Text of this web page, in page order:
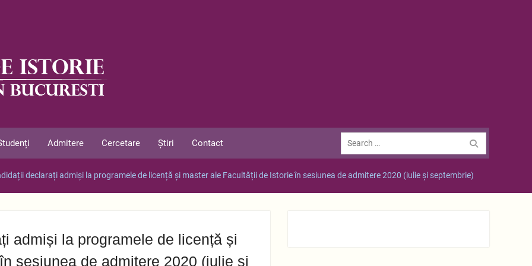
Admitere Cercetare Știri Contact
Search
for:
declarați admiși la programele de licență și master ale Facultății de Istorie în sesiunea de admitere 2020 (iulie și septembrie)
admiși la programele de licență și
sesiunea de admitere 2020 (iulie și